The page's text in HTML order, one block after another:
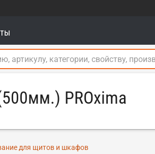
PROxima
для щитов и шкафов